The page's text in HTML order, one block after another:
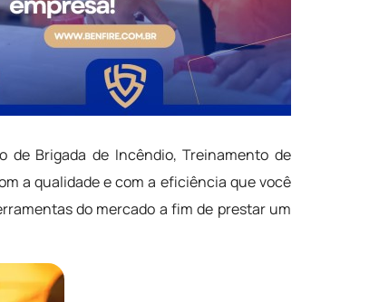
de Brigada de Incêndio, Treinamento de
a qualidade e com a eficiência que você
do mercado a fim de prestar um